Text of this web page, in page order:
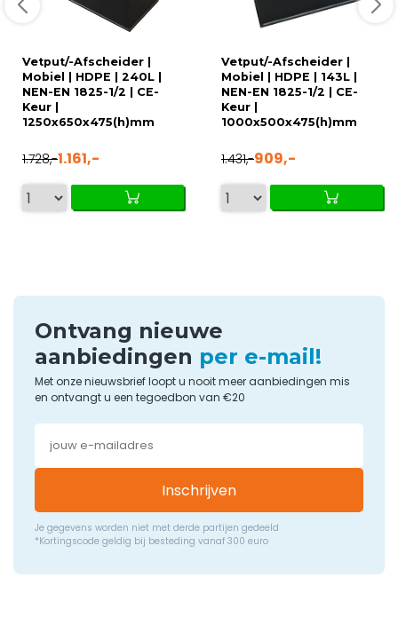
Vetput/-Afscheider |
Mobiel | HDPE | 240L |
NEN-EN 1825-1/2 | CE-
Keur |
1250x650x475(h)mm
1.728,-1.161,-
Vetput/-Afscheider |
Mobiel | HDPE | 143L |
NEN-EN 1825-1/2 | CE-
Keur |
1000x500x475(h)mm
1.431,-909,-
Ontvang nieuwe
aanbiedingen per e-mail!
Met onze nieuwsbrief loopt u nooit meer aanbiedingen mis
en ontvangt u een tegoedbon van €20
Inschrijven
Je gegevens worden niet met derde partijen gedeeld
*Kortingscode geldig bij besteding vanaf 300 euro